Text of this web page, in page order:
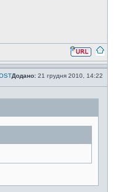
Додано: 21 грудня 2010, 14:22